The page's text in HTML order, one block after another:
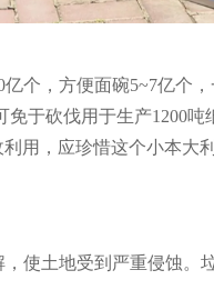
个，方便面碗5~7亿个
免于砍伐用于生产1200
用，应珍惜这个小本
使土地受到严重侵蚀